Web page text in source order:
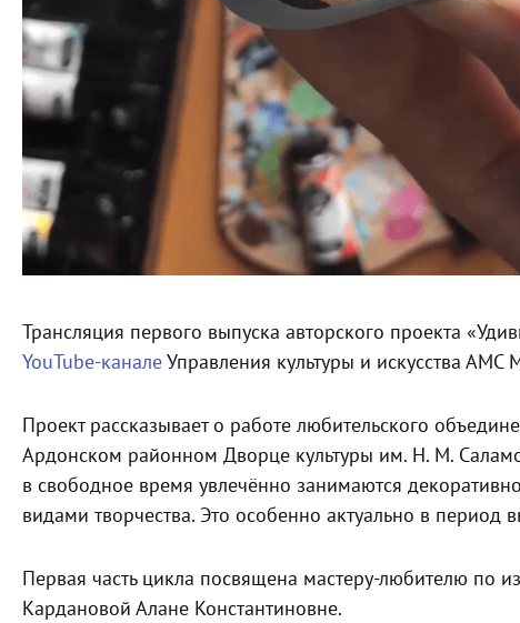
Трансляция первого выпуска авторского проекта
YouTube-каналеУправления культуры и искусства
Проект рассказывает о работе любительского
Ардонском районном Дворце культуры им. Н. М.
в свободное время увлечённо занимаются
видами творчества. Это особенно актуально в период
Первая часть цикла посвящена мастеру-любителю по
Кардановой Алане Константиновне.